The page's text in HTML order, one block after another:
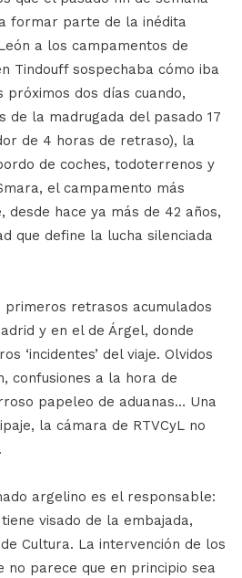
formar parte de la inédita
a los campamentos de
Tindouff sospechaba cómo iba
próximos dos días cuando,
de la madrugada del pasado 17
de 4 horas de retraso), la
de coches, todoterrenos y
el campamento más
desde hace ya más de 42 años,
que define la lucha silenciada
primeros retrasos acumulados
y en el de Árgel, donde
‘incidentes’ del viaje. Olvidos
confusiones a la hora de
papeleo de aduanas… Una
la cámara de RTVCyL no
argelino es el responsable:
visado de la embajada,
Cultura. La intervención de los
no parece que en principio sea